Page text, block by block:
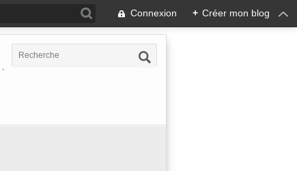
Connexion + Créer mon blog